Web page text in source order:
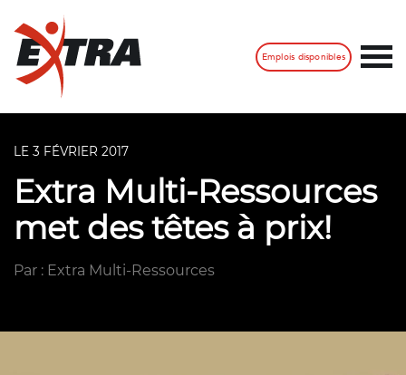
Emplois disponibles
LE 3 FÉVRIER 2017
Extra Multi-Ressources
met des têtes à prix!
Par : Extra Multi-Ressources